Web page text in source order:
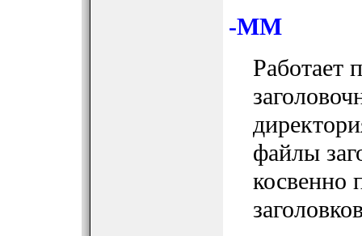
-MM
Работает
файлы
косвенно